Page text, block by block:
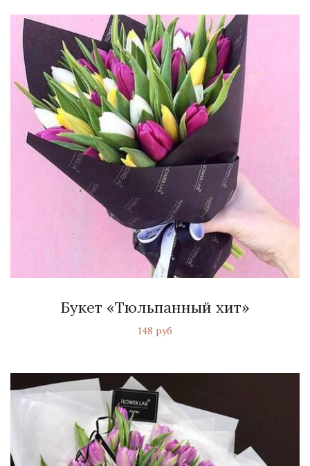
Букет «Тюльпанный хит»
148 руб